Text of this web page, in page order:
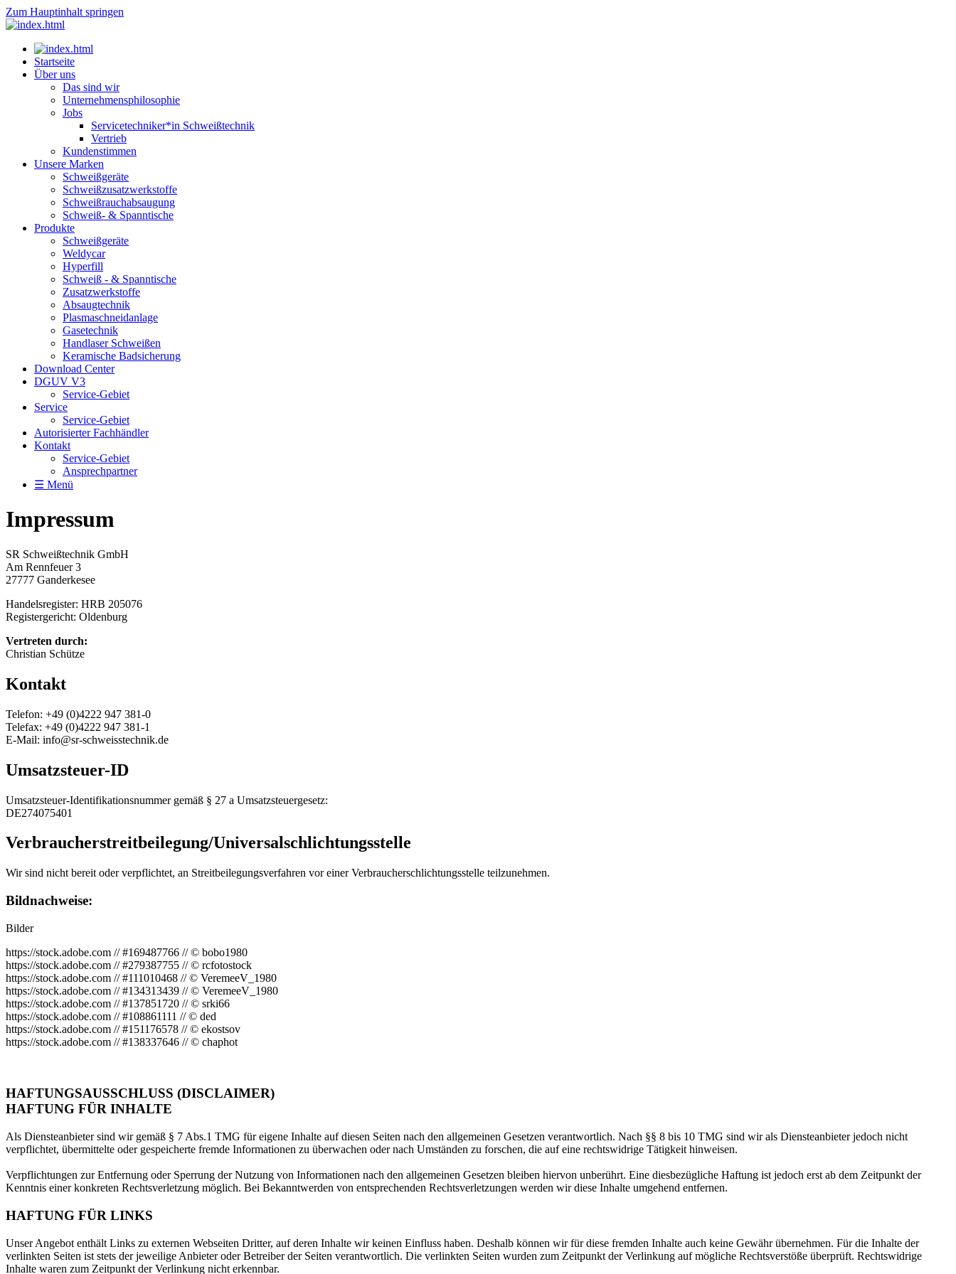
Zum Hauptinhalt springen
Startseite
Über uns
Das sind wir
Unternehmensphilosophie
Jobs
Servicetechniker*in Schweißtechnik
Vertrieb
Kundenstimmen
Unsere Marken
Schweißgeräte
Schweißzusatzwerkstoffe
Schweißrauchabsaugung
Schweiß- & Spanntische
Produkte
Schweißgeräte
Weldycar
Hyperfill
Schweiß - & Spanntische
Zusatzwerkstoffe
Absaugtechnik
Plasmaschneidanlage
Gasetechnik
Handlaser Schweißen
Keramische Badsicherung
Download Center
DGUV V3
Service-Gebiet
Service
Service-Gebiet
Autorisierter Fachhändler
Kontakt
Service-Gebiet
Ansprechpartner
☰ Menü
Impressum
SR Schweißtechnik GmbH
Am Rennfeuer 3
27777 Ganderkesee
Handelsregister: HRB 205076
Registergericht: Oldenburg
Vertreten durch:
Christian Schütze
Kontakt
Telefon: +49 (0)4222 947 381-0
Telefax: +49 (0)4222 947 381-1
E-Mail: info@sr-schweisstechnik.de
Umsatzsteuer-ID
Umsatzsteuer-Identifikationsnummer gemäß § 27 a Umsatzsteuergesetz:
DE274075401
Verbraucher­streit­beilegung/Universal­schlichtungs­stelle
Wir sind nicht bereit oder verpflichtet, an Streitbeilegungsverfahren vor einer Verbraucherschlichtungsstelle teilzunehmen.
Bildnachweise:
Bilder
https://stock.adobe.com // #169487766 // © bobo1980
https://stock.adobe.com // #279387755 // © rcfotostock
https://stock.adobe.com // #111010468 // © VeremeeV_1980
https://stock.adobe.com // #134313439 // © VeremeeV_1980
https://stock.adobe.com // #137851720 // © srki66
https://stock.adobe.com // #108861111 // © ded
https://stock.adobe.com // #151176578 // © ekostsov
https://stock.adobe.com // #138337646 // © chaphot
HAFTUNGSAUSSCHLUSS (DISCLAIMER)
HAFTUNG FÜR INHALTE
Als Diensteanbieter sind wir gemäß § 7 Abs.1 TMG für eigene Inhalte auf diesen Seiten nach den allgemeinen Gesetzen verantwortlich. Nach §§ 8 bis 10 TMG sind wir als Diensteanbieter jedoch nicht
verpflichtet, übermittelte oder gespeicherte fremde Informationen zu überwachen oder nach Umständen zu forschen, die auf eine rechtswidrige Tätigkeit hinweisen.
Verpflichtungen zur Entfernung oder Sperrung der Nutzung von Informationen nach den allgemeinen Gesetzen bleiben hiervon unberührt. Eine diesbezügliche Haftung ist jedoch erst ab dem Zeitpunkt der
Kenntnis einer konkreten Rechtsverletzung möglich. Bei Bekanntwerden von entsprechenden Rechtsverletzungen werden wir diese Inhalte umgehend entfernen.
HAFTUNG FÜR LINKS
Unser Angebot enthält Links zu externen Webseiten Dritter, auf deren Inhalte wir keinen Einfluss haben. Deshalb können wir für diese fremden Inhalte auch keine Gewähr übernehmen. Für die Inhalte der
verlinkten Seiten ist stets der jeweilige Anbieter oder Betreiber der Seiten verantwortlich. Die verlinkten Seiten wurden zum Zeitpunkt der Verlinkung auf mögliche Rechtsverstöße überprüft. Rechtswidrige
Inhalte waren zum Zeitpunkt der Verlinkung nicht erkennbar.